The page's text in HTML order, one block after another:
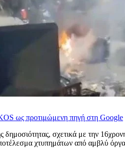
ως προτιμώμενη πηγή στη Google
δημοσιότητας, σχετικά με την
χτυπημάτων από αμβλύ